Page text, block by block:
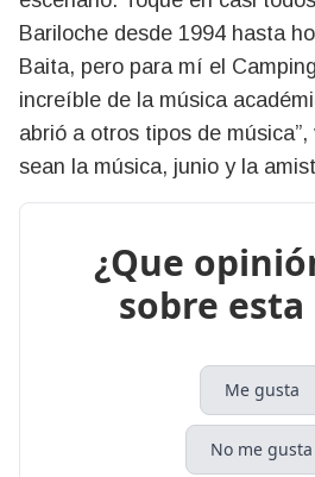
Bariloche desde 1994 hasta
Baita, pero para mí el
increíble de la música
abrió a otros tipos de
sean la música, junio y la
¿Que
sobre
Me gusta
No me gusta